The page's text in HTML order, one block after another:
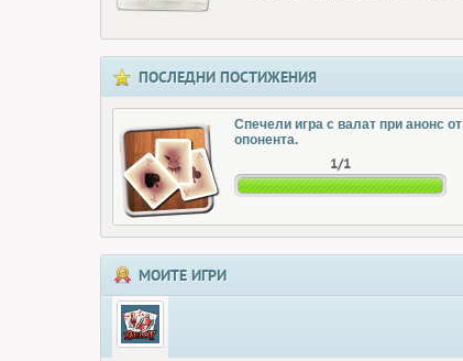
ПОСЛЕДНИ ПОСТИЖЕНИЯ
Спечели игра с валат при анонс от
опонента.
1/1
МОИТЕ ИГРИ